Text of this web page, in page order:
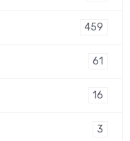
459
61
16
3